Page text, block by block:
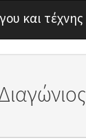
και τέχνης